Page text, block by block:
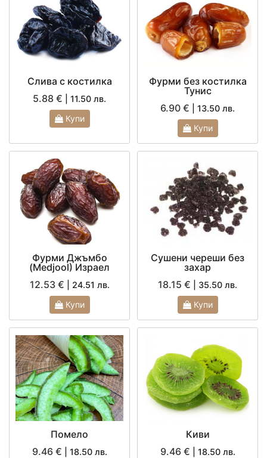
Слива с костилка
5.88 €
| 11.50 лв.
Купи
Фурми без костилка
Тунис
6.90 €
| 13.50 лв.
Купи
Фурми Джъмбо
(Medjооl) Израел
12.53 €
| 24.51 лв.
Купи
Сушени череши без
захар
18.15 €
| 35.50 лв.
Купи
Помело
9.46 €
| 18.50 лв.
Киви
9.46 €
| 18.50 лв.